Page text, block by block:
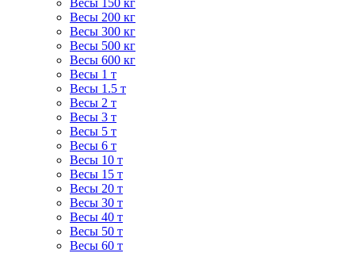
Весы 150 кг
Весы 200 кг
Весы 300 кг
Весы 500 кг
Весы 600 кг
Весы 1 т
Весы 1.5 т
Весы 2 т
Весы 3 т
Весы 5 т
Весы 6 т
Весы 10 т
Весы 15 т
Весы 20 т
Весы 30 т
Весы 40 т
Весы 50 т
Весы 60 т